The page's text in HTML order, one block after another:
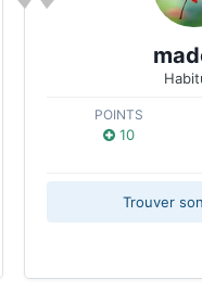
POINTS
10
Trouver